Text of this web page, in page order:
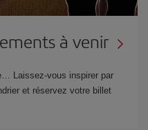
à venir
Laissez-vous inspirer par
et réservez votre billet